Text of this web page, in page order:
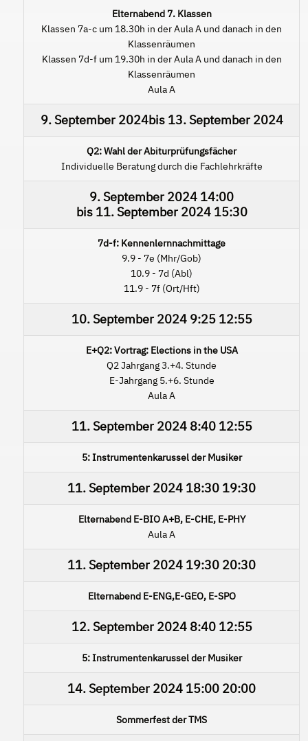
Elternabend 7. Klassen
Klassen 7a-c um 18.30h in der Aula A und danach in den
Klassenräumen
Klassen 7d-f um 19.30h in der Aula A und danach in den
Klassenräumen
Aula A
9. September 2024bis 13. September 2024
Q2: Wahl der Abiturprüfungsfächer
Individuelle Beratung durch die Fachlehrkräfte
9. September 2024 14:00
bis 11. September 202415:30
7d-f: Kennenlernnachmittage
9.9 - 7e (Mhr/Gob)
10.9 - 7d (Abl)
11.9 - 7f (Ort/Hft)
10. September 20249:25 12:55
E+Q2: Vortrag: Elections in the USA
Q2 Jahrgang 3.+4. Stunde
E-Jahrgang 5.+6. Stunde
Aula A
11. September 20248:40 12:55
5: Instrumentenkarussel der Musiker
11. September 2024 18:30 19:30
Elternabend E-BIO A+B, E-CHE, E-PHY
Aula A
11. September 2024 19:30 20:30
Elternabend E-ENG,E-GEO, E-SPO
12. September 20248:40 12:55
5: Instrumentenkarussel der Musiker
14. September 2024 15:00 20:00
Sommerfest der TMS